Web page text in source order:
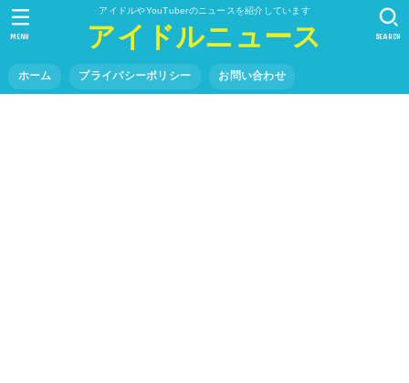
アイドルやYouTuberのニュースを紹介しています
アイドルニュース
ホーム プライバシーポリシー お問い合わせ
SEARCH
MENU